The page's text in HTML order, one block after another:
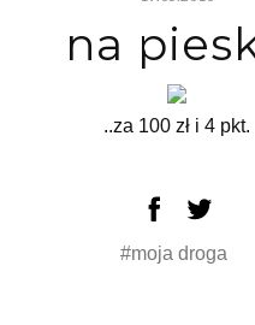
na
..za 100 zł i 4 pkt.
#moja droga